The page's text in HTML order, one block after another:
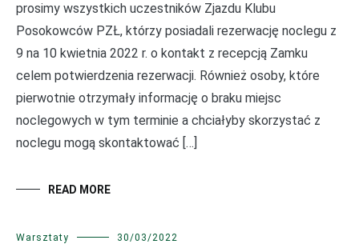
prosimy wszystkich uczestników Zjazdu Klubu
Posokowców PZŁ, którzy posiadali rezerwację noclegu z
9 na 10 kwietnia 2022 r. o kontakt z recepcją Zamku
celem potwierdzenia rezerwacji. Również osoby, które
pierwotnie otrzymały informację o braku miejsc
noclegowych w tym terminie a chciałyby skorzystać z
noclegu mogą skontaktować […]
READ MORE
Warsztaty 30/03/2022